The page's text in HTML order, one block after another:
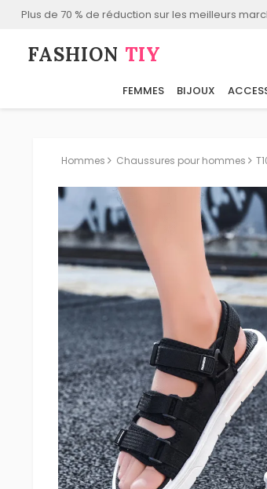
Plus de 70 % de réduction sur les meilleurs
FASHION⁠ TIY
FEMMES BIJOUX
Hommes Chaussures pour hommes